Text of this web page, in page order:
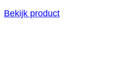
Bekijk product